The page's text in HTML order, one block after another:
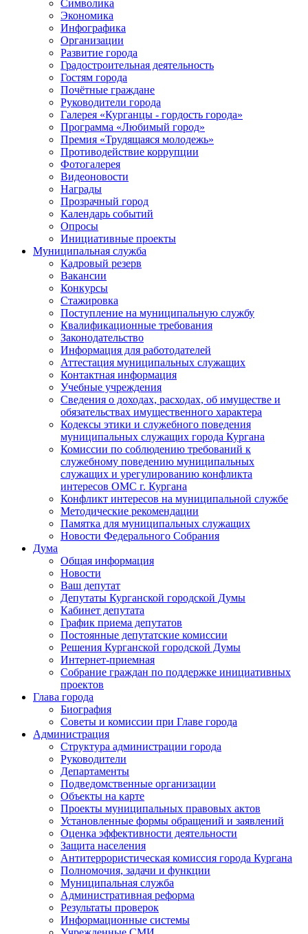
Символика
Экономика
Инфографика
Организации
Развитие города
Градостроительная деятельность
Гостям города
Почётные граждане
Руководители города
Галерея «Курганцы - гордость города»
Программа «Любимый город»
Премия «Трудящаяся молодежь»
Противодействие коррупции
Фотогалерея
Видеоновости
Награды
Прозрачный город
Календарь событий
Опросы
Инициативные проекты
Муниципальная служба
Кадровый резерв
Вакансии
Конкурсы
Стажировка
Поступление на муниципальную службу
Квалификационные требования
Законодательство
Информация для работодателей
Аттестация муниципальных служащих
Контактная информация
Учебные учреждения
Сведения о доходах, расходах, об имуществе и
обязательствах имущественного характера
Кодексы этики и служебного поведения
муниципальных служащих города Кургана
Комиссии по соблюдению требований к
служебному поведению муниципальных
служащих и урегулированию конфликта
интересов ОМС г. Кургана
Конфликт интересов на муниципальной службе
Методические рекомендации
Памятка для муниципальных служащих
Новости Федерального Cобрания
Дума
Общая информация
Новости
Ваш депутат
Депутаты Курганской городской Думы
Кабинет депутата
График приема депутатов
Постоянные депутатские комиссии
Решения Курганской городской Думы
Интернет-приемная
Собрание граждан по поддержке инициативных
проектов
Глава города
Биография
Советы и комиссии при Главе города
Администрация
Структура администрации города
Руководители
Департаменты
Подведомственные организации
Объекты на карте
Проекты муниципальных правовых актов
Установленные формы обращений и заявлений
Оценка эффективности деятельности
Защита населения
Антитеррористическая комиссия города Кургана
Полномочия, задачи и функции
Муниципальная служба
Административная реформа
Результаты проверок
Информационные системы